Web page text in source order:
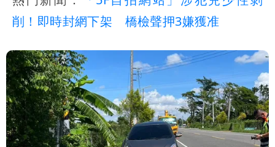
削！即時封網下架 橋檢聲押3嫌獲准